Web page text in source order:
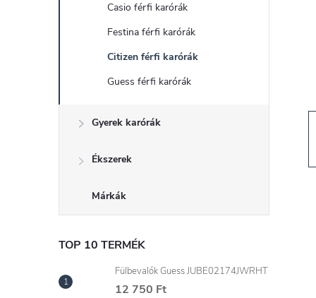
ó
n
e
l
Casio férfi karórák
Festina férfi karórák
Citizen férfi karórák
Guess férfi karórák
Gyerek karórák
Ékszerek
Márkák
TOP 10 TERMÉK
Fülbevalók Guess JUBE02174JWRHT
12 750 Ft